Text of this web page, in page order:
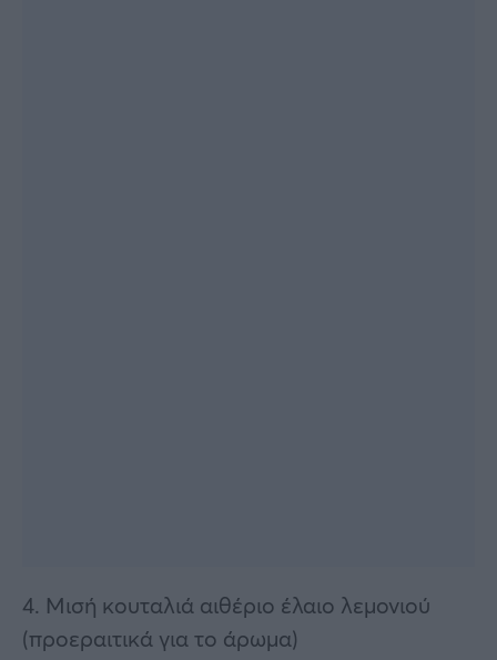
4. Μισή κουταλιά αιθέριο έλαιο λεμονιού
(προεραιτικά για το άρωμα)